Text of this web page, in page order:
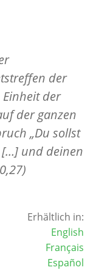
der
Einheit der
der ganzen
„Du sollst
[…] und deinen
Erhältlich in:
English
Français
Español